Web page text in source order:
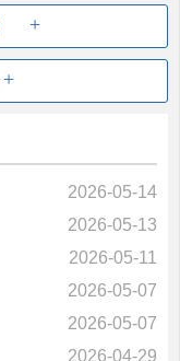
2026-05-14
2026-05-13
2026-05-11
2026-05-07
2026-05-07
2026-04-29